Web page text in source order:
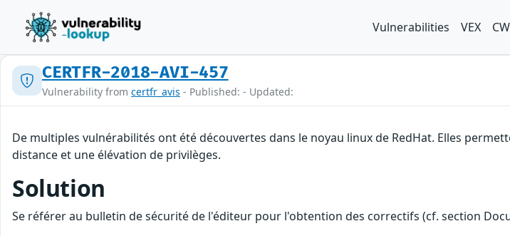
Vulnerabilities VEX
CERTFR-2018-AVI-457
Vulnerability from certfr_avis - Published: - Updated:
De multiples vulnérabilités ont été découvertes dans le noyau linux de RedHat. Elles
distance et une élévation de privilèges.
Solution
Se référer au bulletin de sécurité de l'éditeur pour l'obtention des correctifs (cf. section